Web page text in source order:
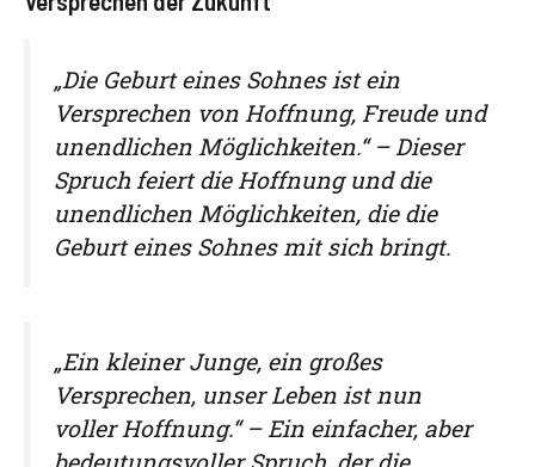
„Die Geburt eines Sohnes ist ein
Versprechen von Hoffnung, Freude und
unendlichen Möglichkeiten.“ – Dieser
Spruch feiert die Hoffnung und die
unendlichen Möglichkeiten, die die
Geburt eines Sohnes mit sich bringt.
„Ein kleiner Junge, ein großes
Versprechen, unser Leben ist nun
voller Hoffnung.“ – Ein einfacher, aber